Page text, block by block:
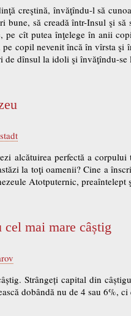
creştină, învăţîndu-l să
să creadă într-Insul şi
pe cît putea înţelege în anii
copil nevenit încă în vîrsta
dînsul la idoli şi învăţîndu-se
alcătuirea perfectă a
la toţi oamenii? Cine a
Atot­puternic, preaîntelept
mai mare câștig
Strângeți capital din
dobândă nu de 4 sau 6%,